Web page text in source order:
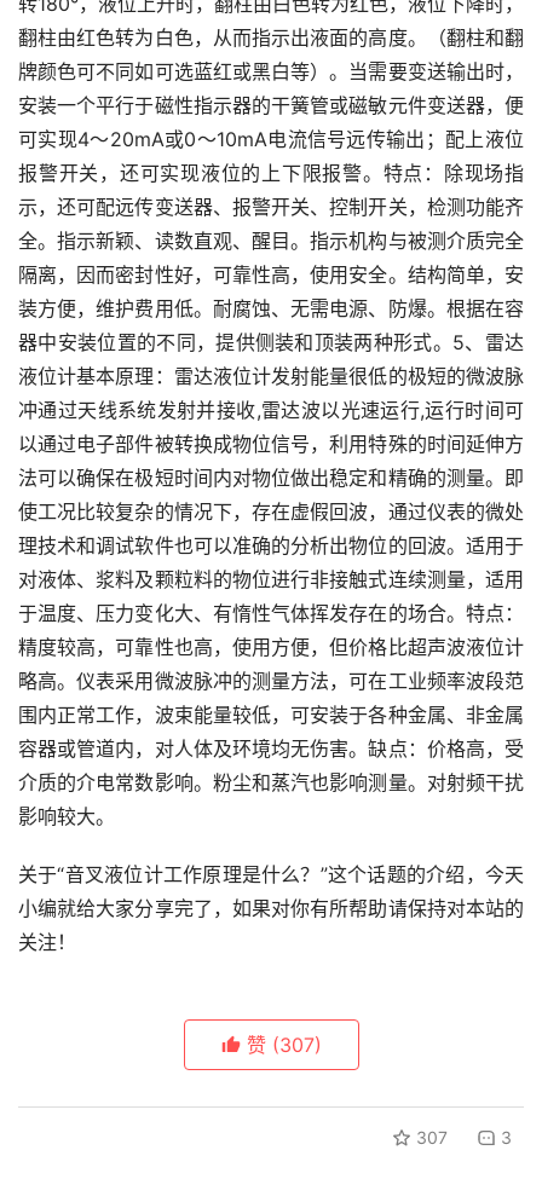
翻柱由红色转为白色，从而指示出液面的高度。（翻柱和翻
牌颜色可不同如可选蓝红或黑白等）。当需要变送输出时，
安装一个平行于磁性指示器的干簧管或磁敏元件变送器，便
可实现4～20mA或0～10mA电流信号远传输出；配上液位
报警开关，还可实现液位的上下限报警。特点：除现场指
示，还可配远传变送器、报警开关、控制开关，检测功能齐
全。指示新颖、读数直观、醒目。指示机构与被测介质完全
隔离，因而密封性好，可靠性高，使用安全。结构简单，安
装方便，维护费用低。耐腐蚀、无需电源、防爆。根据在容
器中安装位置的不同，提供侧装和顶装两种形式。5、雷达
液位计基本原理：雷达液位计发射能量很低的极短的微波脉
冲通过天线系统发射并接收,雷达波以光速运行,运行时间可
以通过电子部件被转换成物位信号，利用特殊的时间延伸方
法可以确保在极短时间内对物位做出稳定和精确的测量。即
使工况比较复杂的情况下，存在虚假回波，通过仪表的微处
理技术和调试软件也可以准确的分析出物位的回波。适用于
对液体、浆料及颗粒料的物位进行非接触式连续测量，适用
于温度、压力变化大、有惰性气体挥发存在的场合。特点：
精度较高，可靠性也高，使用方便，但价格比超声波液位计
略高。仪表采用微波脉冲的测量方法，可在工业频率波段范
围内正常工作，波束能量较低，可安装于各种金属、非金属
容器或管道内，对人体及环境均无伤害。缺点：价格高，受
介质的介电常数影响。粉尘和蒸汽也影响测量。对射频干扰
影响较大。
关于“音叉液位计工作原理是什么？”这个话题的介绍，今天
小编就给大家分享完了，如果对你有所帮助请保持对本站的
关注！
赞 (307)
307 3